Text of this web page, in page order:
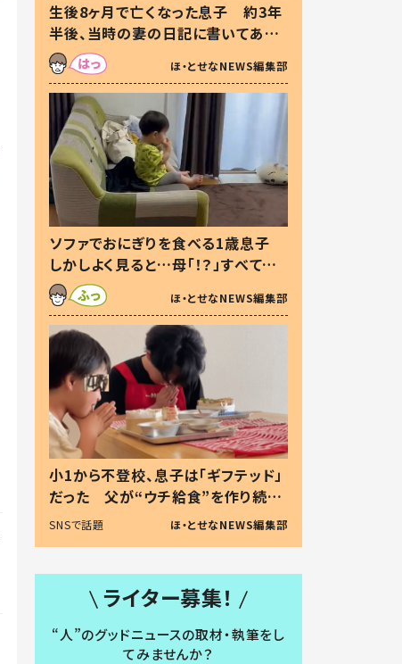
生後8ヶ月で亡くなった息子 約3年
半後、当時の妻の日記に書いてあっ
た本音とは
ほ・とせなNEWS編集部
ソファでおにぎりを食べる1歳息子
しかしよく見ると…母「！？」すべてを
察した母の投稿に「可愛いから許
す！」「現行犯〜」
ほ・とせなNEWS編集部
小1から不登校、息子は「ギフテッド」
だった 父が“ウチ給食”を作り続け
る理由とは #令和の親 #令和の子
SNSで話題 ほ・とせなNEWS編集部
ライター募集！
“人”のグッドニュースの取材・執筆をし
てみませんか？